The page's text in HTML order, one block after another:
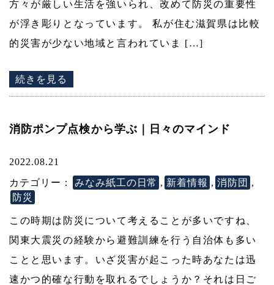
方々が厳しい生活を強いられ、改めて防災の重要性
が浮き彫りとなっています。 私が住む滋賀県は比較
的災害が少ない地域と言われていま […]
続きを見る
消防ポンプ点検から学ぶ｜日々のマインド
2022.08.21
カテゴリー：
みなみ紙工の日常 , 新着情報 , 消防団 ,
防災
この時期は防災について考えることが多いですね、
関東大震災の経験から避難訓練を行う自治体も多い
ことと思います。いざ災害が起こった時あなたは迅
速かつ的確な行動を取れるでしょうか？それは日ご